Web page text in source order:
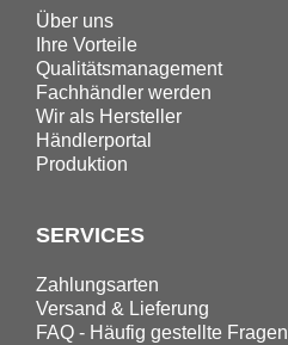
Über uns
Ihre Vorteile
Qualitätsmanagement
Fachhändler werden
Wir als Hersteller
Händlerportal
Produktion
SERVICES
Zahlungsarten
Versand & Lieferung
FAQ - Häufig gestellte Fragen